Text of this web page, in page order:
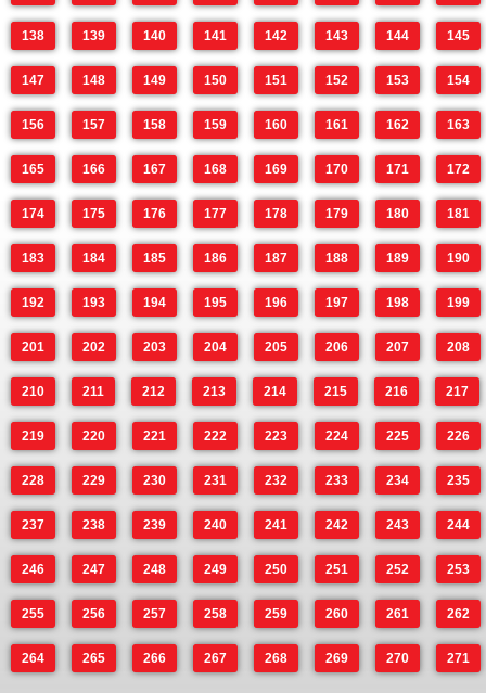
138 139 140 141 142 143 144 145
147 148 149 150 151 152 153 154
156 157 158 159 160 161 162 163
165 166 167 168 169 170 171 172
174 175 176 177 178 179 180 181
183 184 185 186 187 188 189 190
192 193 194 195 196 197 198 199
201 202 203 204 205 206 207 208
210 211 212 213 214 215 216 217
219 220 221 222 223 224 225 226
228 229 230 231 232 233 234 235
237 238 239 240 241 242 243 244
246 247 248 249 250 251 252 253
255 256 257 258 259 260 261 262
264 265 266 267 268 269 270 271